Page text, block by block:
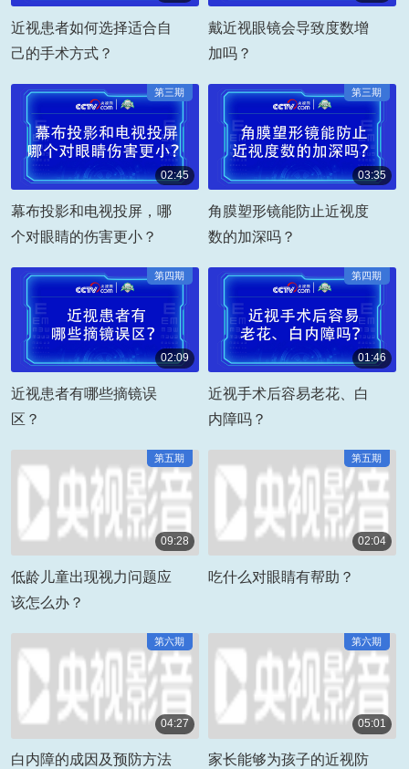
近视患者如何选择适合自
己的手术方式？
戴近视眼镜会导致度数增
加吗？
第三期
02:45
幕布投影和电视投屏，哪
个对眼睛的伤害更小？
第三期
03:35
角膜塑形镜能防止近视度
数的加深吗？
第四期
02:09
近视患者有哪些摘镜误
区？
第四期
01:46
近视手术后容易老花、白
内障吗？
第五期
09:28
低龄儿童出现视力问题应
该怎么办？
第五期
02:04
吃什么对眼睛有帮助？
第六期
04:27
白内障的成因及预防方法
第六期
05:01
家长能够为孩子的近视防